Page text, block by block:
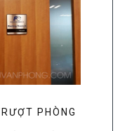
PHÒNG